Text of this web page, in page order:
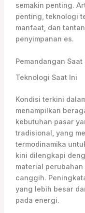
semakin penting.
penting, teknologi
manfaat, dan
penyimpanan es.
Pemandangan Saat
Teknologi Saat Ini
Kondisi terkini
menampilkan
kebutuhan pasar
tradisional, yang
termodinamika
kini dilengkapi
material
canggih.
yang lebih besar
pada energi.